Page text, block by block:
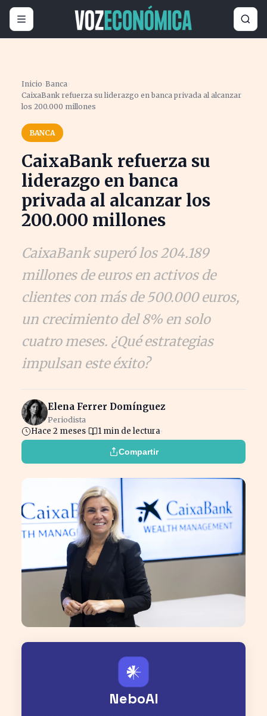
Inicio ›Banca›
CaixaBank refuerza su liderazgo en banca privada al alcanzar
los 200.000 millones
BANCA
CaixaBank refuerza su
liderazgo en banca
privada al alcanzar los
200.000 millones
CaixaBank superó los 204.189
millones de euros en activos de
clientes con más de 500.000 euros,
un crecimiento del 8% en solo
cuatro meses. ¿Qué estrategias
impulsan este éxito?
Elena Ferrer Domínguez
Periodista
Hace 2 meses 1 min de lectura
Compartir
𒀭
NeboAI